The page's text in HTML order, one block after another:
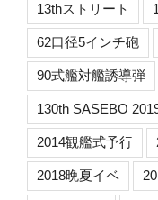
13thストリート
62口径5インチ砲
90式艦対艦誘導弾
130th SASEBO
2014観艦式予行
2018晩夏イベ